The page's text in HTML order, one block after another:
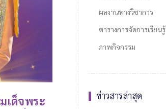
เด็จพระ
ผลงานทางวิชาการ
ตารางการจัดการเรียนรู้
ภาพกิจกรรม
ข่าวสารล่าสุด